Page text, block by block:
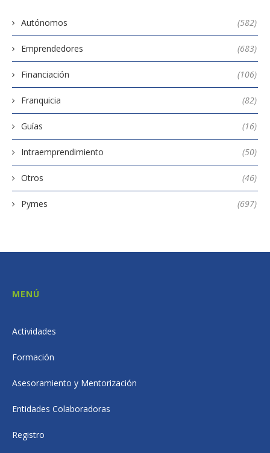
Autónomos (582)
Emprendedores (683)
Financiación (106)
Franquicia (82)
Guías (16)
Intraemprendimiento (50)
Otros (46)
Pymes (697)
MENÚ
Actividades
Formación
Asesoramiento y Mentorización
Entidades Colaboradoras
Registro